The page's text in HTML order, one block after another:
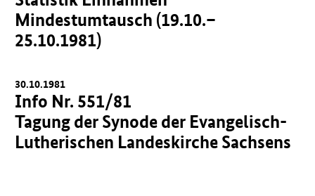
Mindestumtausch (19.10.–
25.10.1981)
30.10.1981
Info Nr. 551/81
Tagung der Synode der Evangelisch-
Lutherischen Landeskirche Sachsens